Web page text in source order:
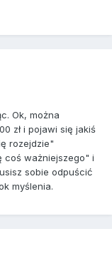
Ok, można
zł i pojawi się jakiś
rozejdzie"
coś ważniejszego" i
sobie odpuścić
myślenia.